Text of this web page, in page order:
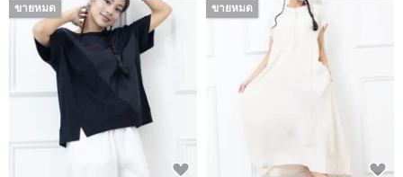
ขายหมด ขายหมด